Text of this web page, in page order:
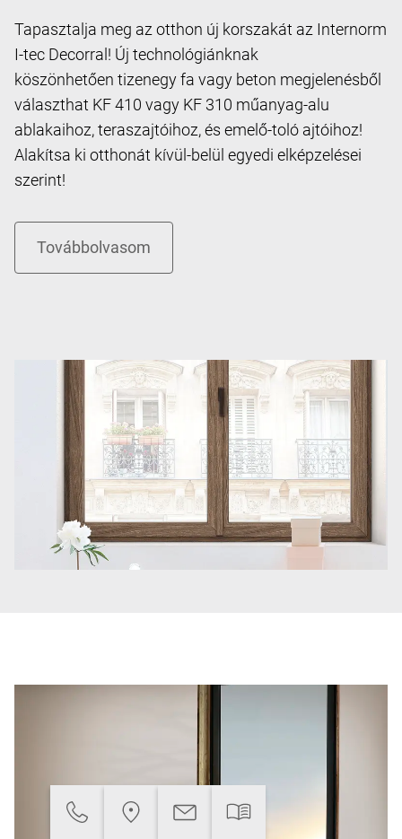
Tapasztalja meg az otthon új korszakát az Internorm
I-tec Decorral! Új technológiánknak
köszönhetően tizenegy fa vagy beton megjelenésből
választhat KF 410 vagy KF 310 műanyag-alu
ablakaihoz, teraszajtóihoz, és emelő-toló ajtóihoz!
Alakítsa ki otthonát kívül-belül egyedi elképzelései
szerint!